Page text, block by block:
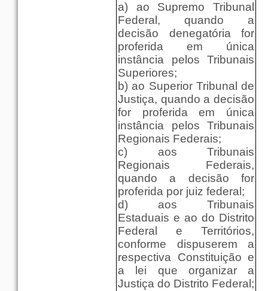
a) ao Supremo Tribunal
Federal, quando a
decisão denegatória for
proferida em única
instância pelos Tribunais
Superiores;
b) ao Superior Tribunal de
Justiça, quando a decisão
for proferida em única
instância pelos Tribunais
Regionais Federais;
c) aos Tribunais
Regionais Federais,
quando a decisão for
proferida por juiz federal;
d) aos Tribunais
Estaduais e ao do Distrito
Federal e Territórios,
conforme dispuserem a
respectiva Constituição e
a lei que organizar a
Justiça do Distrito Federal;